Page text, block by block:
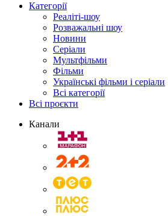
Категорії
Реаліті-шоу
Розважальні шоу
Новини
Серіали
Мультфільми
Фільми
Українські фільми і серіали
Всі категорії
Всі проєкти
Канали